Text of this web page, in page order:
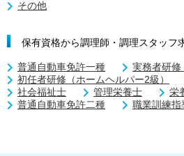
その他
保有資格から調理師・調理スタッフ
普通自動車免許一種
実務者研修
初任者研修（ホームヘルパー2級）
社会福祉士
管理栄養士 栄
普通自動車免許二種
職業訓練指